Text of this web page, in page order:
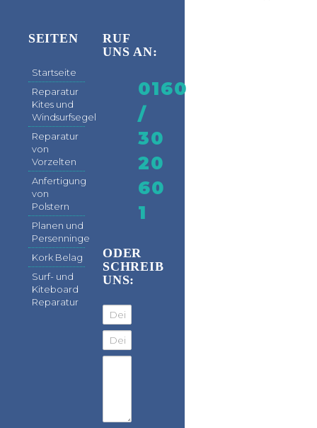
SEITEN
Startseite
Reparatur
Kites und
Windsurfsegel
Reparatur
von
Vorzelten
Anfertigung
von
Polstern
Planen und
Persenninge
Kork Belag
Surf- und
Kiteboard
Reparatur
RUF
UNS AN:
0160
/
30
20
60
1
ODER
SCHREIB
UNS:
Dein Name
Deine Email Adresse